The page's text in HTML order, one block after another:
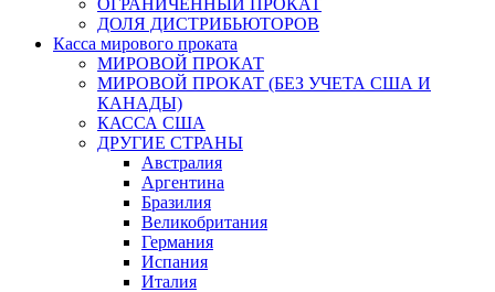
ОГРАНИЧЕННЫЙ ПРОКАТ
ДОЛЯ ДИСТРИБЬЮТОРОВ
Касса мирового проката
МИРОВОЙ ПРОКАТ
МИРОВОЙ ПРОКАТ (БЕЗ УЧЕТА США И
КАНАДЫ)
КАССА США
ДРУГИЕ СТРАНЫ
Австралия
Аргентина
Бразилия
Великобритания
Германия
Испания
Италия